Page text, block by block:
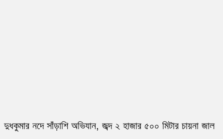
দুধকুমার নদে সাঁড়াশি অভিযান, জব্দ ২ হাজার ৫০০ মিটার চায়না জাল